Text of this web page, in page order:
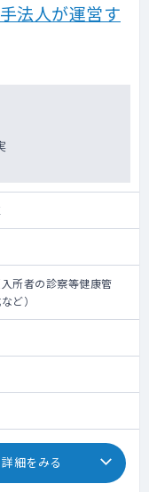
法人が運営す
所者の診察等健康管
ど）
詳細をみる